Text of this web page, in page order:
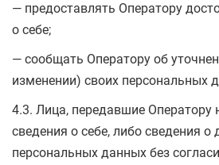
— предоставлять Оператору
о себе;
— сообщать Оператору об
изменении) своих персональных
4.3. Лица, передавшие Оператору
сведения о себе, либо сведения о
персональных данных без